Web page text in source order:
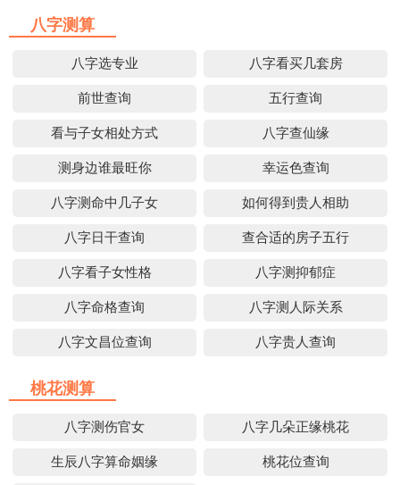
八字测算
八字选专业 八字看买几套房
前世查询 五行查询
看与子女相处方式 八字查仙缘
测身边谁最旺你 幸运色查询
八字测命中几子女 如何得到贵人相助
八字日干查询 查合适的房子五行
八字看子女性格 八字测抑郁症
八字命格查询 八字测人际关系
八字文昌位查询 八字贵人查询
桃花测算
八字测伤官女 八字几朵正缘桃花
生辰八字算命姻缘 桃花位查询